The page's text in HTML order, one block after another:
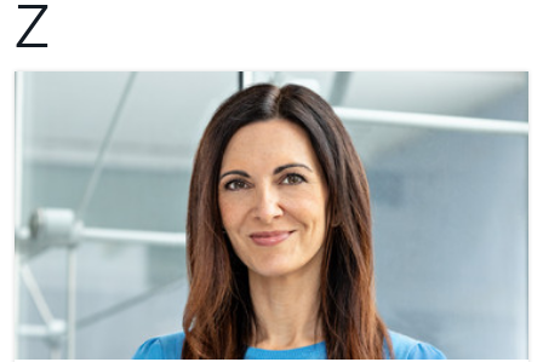
Z